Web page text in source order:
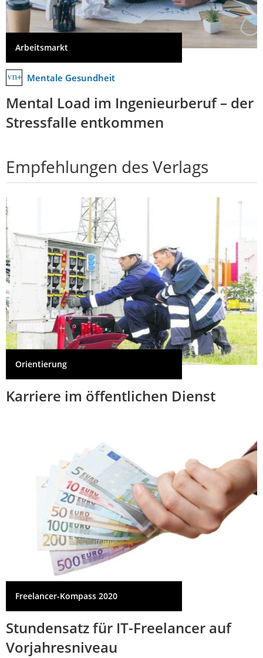
Arbeitsmarkt
Mentale Gesundheit
Mental Load im Ingenieurberuf – der
Stressfalle entkommen
Empfehlungen des Verlags
Orientierung
Karriere im öffentlichen Dienst
Freelancer-Kompass 2020
Stundensatz für IT-Freelancer auf
Vorjahresniveau